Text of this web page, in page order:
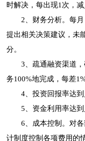
时解决，每出现1次，减
2、财务分析。每
提出相关决策建议，未
分。
3、疏通融资渠道
务100%地完成，每差
4、投资回报率达到
5、资金利用率达到
6、成本控制。对
计制度控制各项费用的